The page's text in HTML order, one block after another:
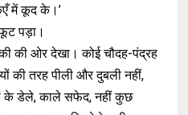
में कूद के।’
पड़ा।
की ओर देखा। कोई चौदह-पंद्रह
की तरह पीली और दुबली नहीं,
के डेले, काले सफेद, नहीं कुछ